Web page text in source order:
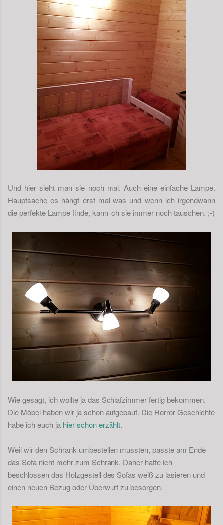
Und hier sieht man sie noch mal. Auch eine einfache Lampe.
Hauptsache es hängt erst mal was und wenn ich irgendwann
die perfekte Lampe finde, kann ich sie immer noch tauschen. ;-)
Wie gesagt, ich wollte ja das Schlafzimmer fertig bekommen.
Die Möbel haben wir ja schon aufgebaut. Die Horror-Geschichte
habe ich euch ja hier schon erzählt.
Weil wir den Schrank umbestellen mussten, passte am Ende
das Sofa nicht mehr zum Schrank. Daher hatte ich
beschlossen das Holzgestell des Sofas weiß zu lasieren und
einen neuen Bezug oder Überwurf zu besorgen.